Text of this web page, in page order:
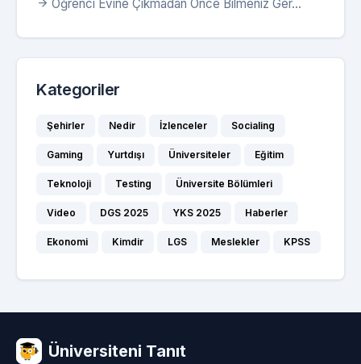
Öğrenci Evine Çıkmadan Önce Bilmeniz Ger...
Kategoriler
Şehirler Nedir İzlenceler Socialing
Gaming Yurtdışı Üniversiteler Eğitim
Teknoloji Testing Üniversite Bölümleri
Video DGS 2025 YKS 2025 Haberler
Ekonomi Kimdir LGS Meslekler KPSS
Üniversiteni Tanıt